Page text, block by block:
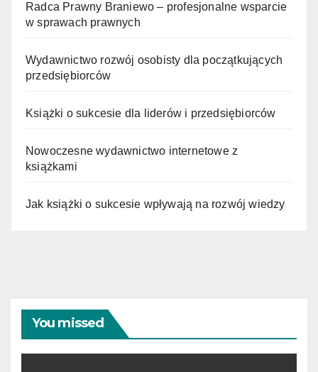
Radca Prawny Braniewo – profesjonalne wsparcie
w sprawach prawnych
Wydawnictwo rozwój osobisty dla początkujących
przedsiębiorców
Książki o sukcesie dla liderów i przedsiębiorców
Nowoczesne wydawnictwo internetowe z
książkami
Jak książki o sukcesie wpływają na rozwój wiedzy
You missed